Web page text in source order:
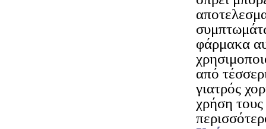
φάρμακα
από
γιατρός
χρήση τους